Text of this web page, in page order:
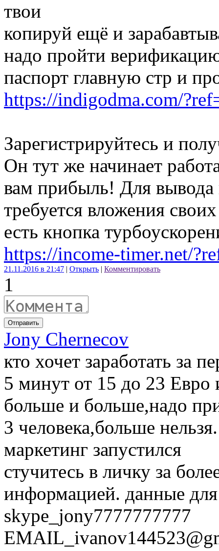
твои
копируй ещё и
надо пройти
паспорт главную стр и
https://indigodma.com/
Зарегистрируйтесь и
Он тут же начинает
вам прибыль! Для
требуется вложения
есть кнопка
https://income-timer.net/
21.11.2016 в 21:47 | Открыть | Комментировать
1
Отправить
Jony Chernecov
кто хочет заработать за
5 минут от 15 до 23 Евро
больше и больше,надо
3 человека,больше
маркетинг запустился
стучитесь в личку за
информацией. данные для
skype_jony7777777777